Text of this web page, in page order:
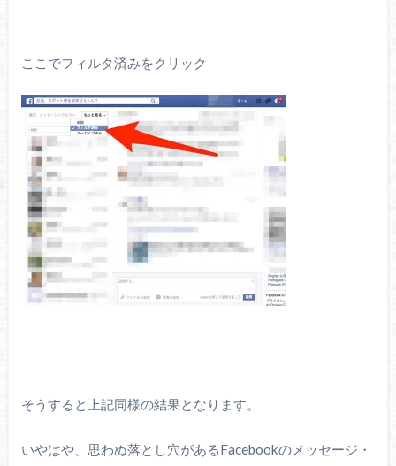
ここでフィルタ済みをクリック
そうすると上記同様の結果となります。
いやはや、思わぬ落とし穴があるFacebookのメッセージ・